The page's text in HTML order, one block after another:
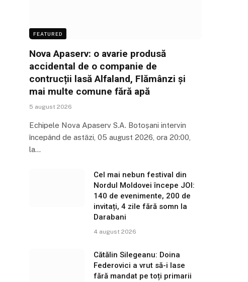
FEATURED
Nova Apaserv: o avarie produsă
accidental de o companie de
contrucții lasă Alfaland, Flămânzi și
mai multe comune fără apă
5 august 2026
Echipele Nova Apaserv S.A. Botoșani intervin
începând de astăzi, 05 august 2026, ora 20:00,
la…
Cel mai nebun festival din
Nordul Moldovei începe JOI:
140 de evenimente, 200 de
invitați, 4 zile fără somn la
Darabani
4 august 2026
Cătălin Silegeanu: Doina
Federovici a vrut să-i lase
fără mandat pe toți primarii